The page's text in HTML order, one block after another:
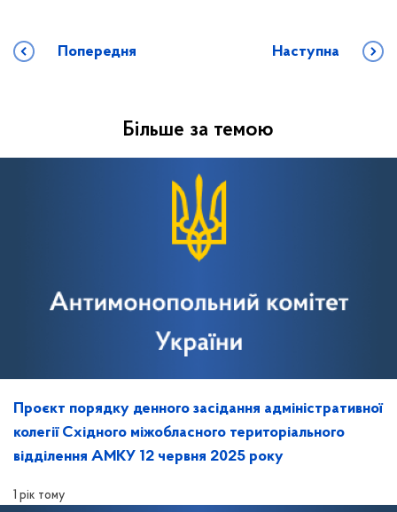
Попередня Наступна
Більше за темою
Проєкт порядку денного засідання адміністративної
колегії Східного міжобласного територіального
відділення АМКУ 12 червня 2025 року
1 рік тому